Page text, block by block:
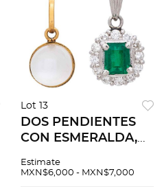
Lot 13
DOS PENDIENTES
CON ESMERALDA,
PIEDRA LUNA EN
Estimate
MXN$6,000 - MXN$7,000